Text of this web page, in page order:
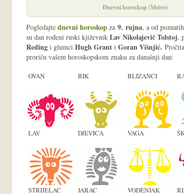
Dnevni horoskop (Metro)
Pogledajte dnevni horoskop za 9. rujna, a od
su dan rođeni ruski kjiževnik Lav Nikolajevič Tolstoj,
Reding i glumci Hugh Grant i Goran Višnjić.
proriču vašem horoskopskom znaku za današnji dan:
OVAN BIK BLIZANCI
LAV DJEVICA VAGA
STRIJELAC JARAC VODENJAK